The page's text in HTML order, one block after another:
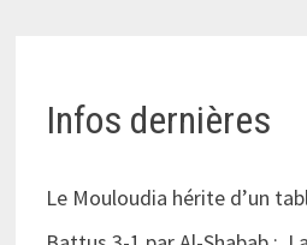
Infos dernières
Le Mouloudia hérite d’un